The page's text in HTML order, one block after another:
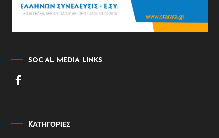
SOCIAL MEDIA LINKS
KΑΤΗΓΟΡΊΕΣ